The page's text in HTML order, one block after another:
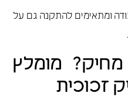
ומתאימים להתקנה גם על
מחיק? מומלץ
זכוכית